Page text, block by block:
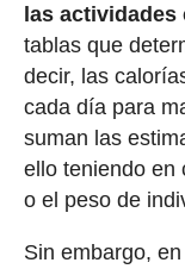
las actividades
tablas que
decir, las
cada día para
suman las
ello teniendo en
o el peso de
Sin embargo,